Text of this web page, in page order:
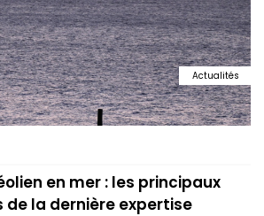
Actualités
en mer : les principaux
de la dernière expertise